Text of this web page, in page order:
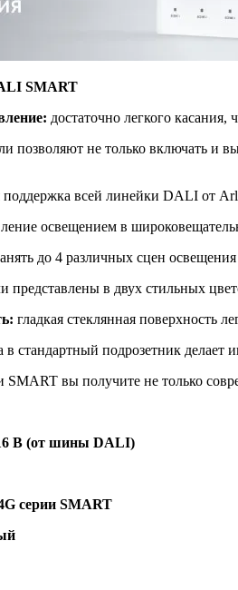
SMART
достаточно легкого
позволяют не только включать и
всей линейки DALI от
освещением в
до 4 различных сцен
представлены в двух стильных
гладкая стеклянная поверхность
в стандартный подрозетник
вы получите не только
В (от шины DALI)
серии SMART